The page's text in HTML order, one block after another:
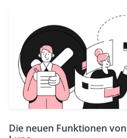
Die neuen Funktionen